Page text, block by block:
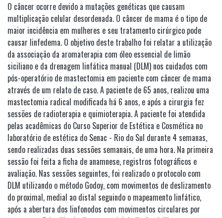
O câncer ocorre devido a mutações genéticas que causam
multiplicação celular desordenada. O câncer de mama é o tipo de
maior incidência em mulheres e seu tratamento cirúrgico pode
causar linfedema. O objetivo deste trabalho foi relatar a utilização
da associação da aromaterapia com óleo essencial de limão
siciliano e da drenagem linfática manual (DLM) nos cuidados com
pós-operatório de mastectomia em paciente com câncer de mama
através de um relato de caso. A paciente de 65 anos, realizou uma
mastectomia radical modificada há 6 anos, e após a cirurgia fez
sessões de radioterapia e quimioterapia. A paciente foi atendida
pelas acadêmicas do Curso Superior de Estética e Cosmética no
laboratório de estética do Senac - Rio do Sul durante 4 semanas,
sendo realizadas duas sessões semanais, de uma hora. Na primeira
sessão foi feita a ficha de anamnese, registros fotográficos e
avaliação. Nas sessões seguintes, foi realizado o protocolo com
DLM utilizando o método Godoy, com movimentos de deslizamento
do proximal, medial ao distal seguindo o mapeamento linfático,
após a abertura dos linfonodos com movimentos circulares por